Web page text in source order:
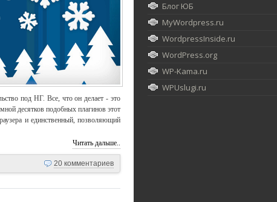
под НГ. Все, что он делает - это
десятков подобных плагинов этот
и единственный, позволяющий
Читать дальше..
20 комментариев
Блог ЮБ
MyWordpress.ru
WordpressInside.ru
WordPress.org
WP-Kama.ru
WPUslugi.ru